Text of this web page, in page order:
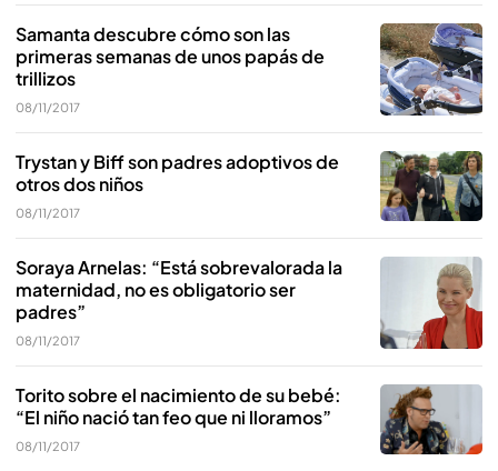
Samanta descubre cómo son las
primeras semanas de unos papás de
trillizos
08/11/2017
Trystan y Biff son padres adoptivos de
otros dos niños
08/11/2017
Soraya Arnelas: “Está sobrevalorada la
maternidad, no es obligatorio ser
padres”
08/11/2017
Torito sobre el nacimiento de su bebé:
“El niño nació tan feo que ni lloramos”
08/11/2017